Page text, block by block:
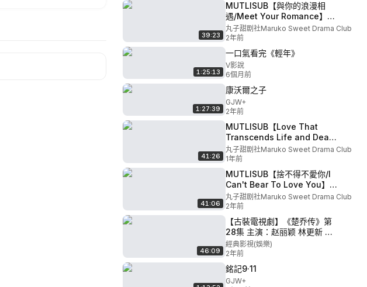
39:23
MUTLISUB【與你的浪漫相
遇/Meet Your Romance】
▶EP 03｜平凡女孩海邊意外救
下帥氣男子，確定戀愛關係後
竟發現男友真實身份竟是富可
敵國的BOSS#王一博#郭碧婷
❤️丸子甜劇社
丸子甜剧社Maruko Sweet Drama Club
2年前
1:25:13
一口氣看完《輕年》
V影說
6個月前
1:27:39
康沃爾之子
GJW+
2年前
41:26
MUTLISUB【Love That
Transcends Life and Death
幽慕令】▶EP 42💋ZHAO Lusi
Xiao Zhan ❤️Wanzi Sweet
Drama Club
丸子甜剧社Maruko Sweet Drama Club
1年前
41:06
MUTLISUB【捨不得不愛你/I
Can't Bear To Love You】
▶EP 04｜家道中落的千金小姐
婚禮上被未婚夫放鴿子，尋夫
路上竟偶然邂逅真命天子#鞠婧
禕#王鶴棣❤️丸子甜劇社
丸子甜剧社Maruko Sweet Drama Club
2年前
46:09
【古裝電視劇】《楚乔传》第
28集 主演：赵丽颖 林更新 窦
骁 李沁
經典影視(娛樂)
2年前
銘記9·11
GJW+